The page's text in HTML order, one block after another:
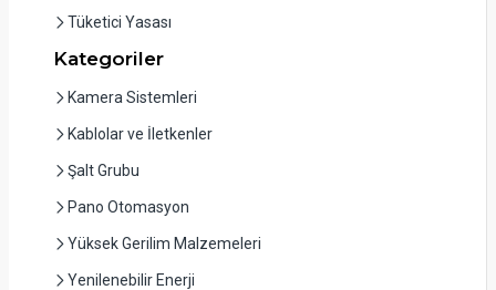
Tüketici Yasası
Kategoriler
Kamera Sistemleri
Kablolar ve İletkenler
Şalt Grubu
Pano Otomasyon
Yüksek Gerilim Malzemeleri
Yenilenebilir Enerji